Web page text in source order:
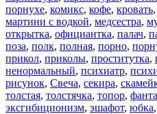
порнухе, комикс, кофе, кровать,
мартини с водкой, медсестра,
открытка, официантка, палач,
поза, полк, полная, порно,
прикол, приколы, проститутка,
ненормальный, психиатр,
рисунок, Свеча, секира,
толстая, толстячка, топор,
эксгибиционизм, эшафот, юбка,